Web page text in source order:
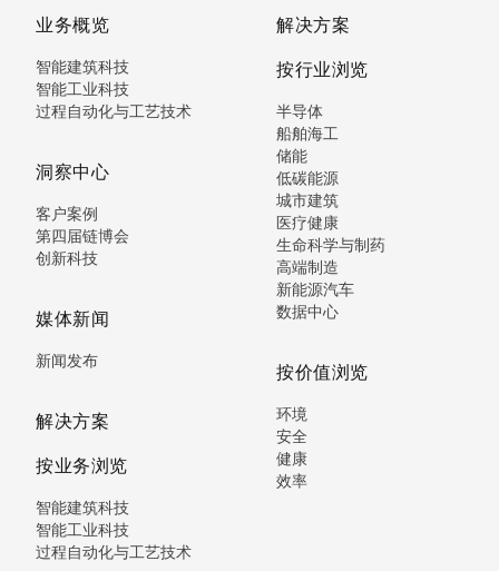
业务概览
智能建筑科技
智能工业科技
过程自动化与工艺技术
洞察中心
客户案例
第四届链博会
创新科技
媒体新闻
新闻发布
解决方案
按业务浏览
智能建筑科技
智能工业科技
过程自动化与工艺技术
解决方案
按行业浏览
半导体
船舶海工
储能
低碳能源
城市建筑
医疗健康
生命科学与制药
高端制造
新能源汽车
数据中心
按价值浏览
环境
安全
健康
效率